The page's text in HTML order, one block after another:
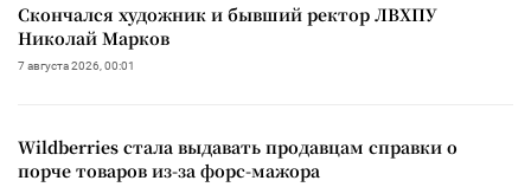
Скончался художник и бывший ректор ЛВХПУ
Николай Марков
7 августа 2026, 00:01
Wildberries стала выдавать продавцам справки о
порче товаров из-за форс-мажора